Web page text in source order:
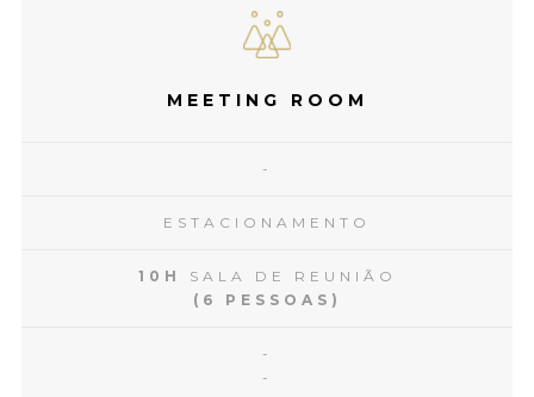
MEETING ROOM
-
ESTACIONAMENTO
10H
SALA DE REUNIÃO
(6 PESSOAS)
-
-